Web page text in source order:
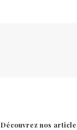
Découvrez nos